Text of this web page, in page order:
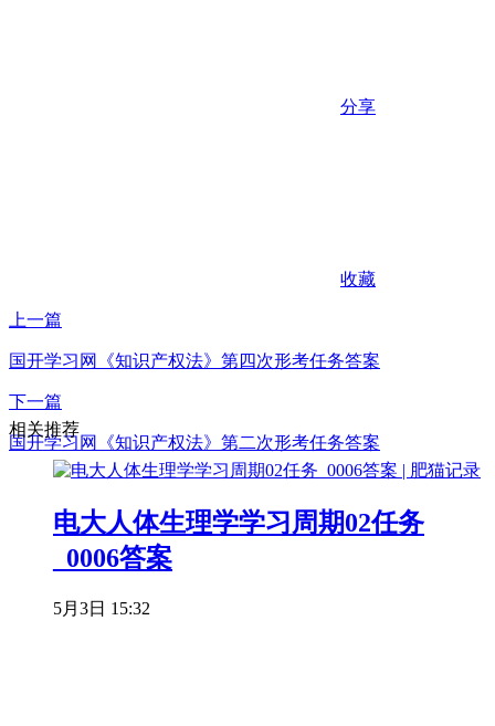
分享
收藏
上一篇
国开学习网《知识产权法》第四次形考任务答案
下一篇
国开学习网《知识产权法》第二次形考任务答案
相关推荐
电大人体生理学学习周期02任务
_0006答案
5月3日 15:32